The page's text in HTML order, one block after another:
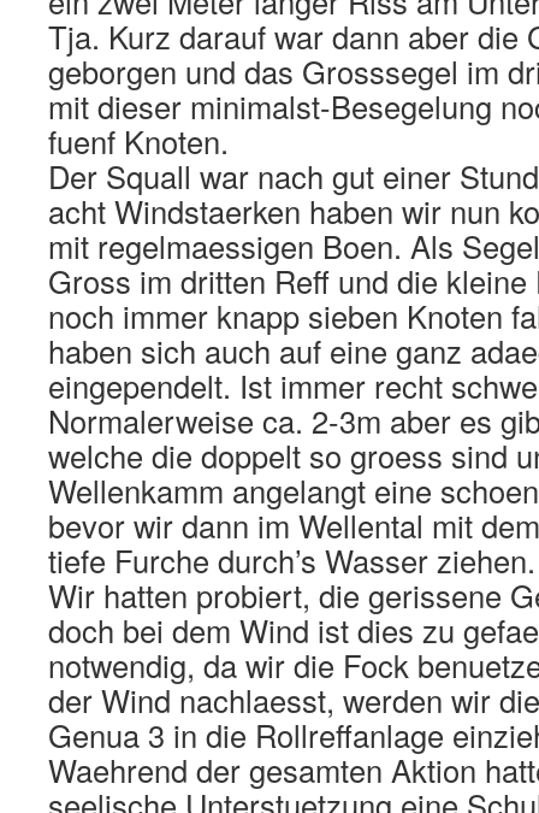
Tja. Kurz darauf war dann aber die
geborgen und das Grosssegel im
mit dieser minimalst-Besegelung
fuenf Knoten.
Der Squall war nach gut einer
acht Windstaerken haben wir nun
mit regelmaessigen Boen. Als
Gross im dritten Reff und die
noch immer knapp sieben Knoten
haben sich auch auf eine ganz
eingependelt. Ist immer recht
Normalerweise ca. 2-3m aber es
welche die doppelt so groess sind
Wellenkamm angelangt eine
bevor wir dann im Wellental mit
tiefe Furche durch’s Wasser ziehen.
Wir hatten probiert, die gerissene
doch bei dem Wind ist dies zu
notwendig, da wir die Fock
der Wind nachlaesst, werden wir
Genua 3 in die Rollreffanlage
Waehrend der gesamten Aktion